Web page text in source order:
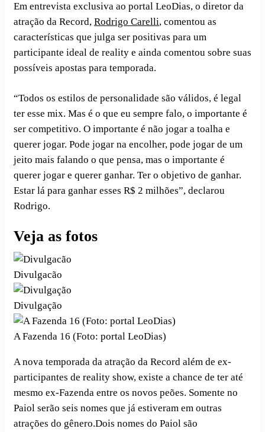
Em entrevista exclusiva ao portal LeoDias, o diretor da
atração da Record, Rodrigo Carelli, comentou as
características que julga ser positivas para um
participante ideal de reality e ainda comentou sobre suas
possíveis apostas para temporada.
“Todos os estilos de personalidade são válidos, é legal
ter esse mix. Mas é o que eu sempre falo, o importante é
ser competitivo. O importante é não jogar a toalha e
querer jogar. Pode jogar na encolher, pode jogar de um
jeito mais falando o que pensa, mas o importante é
querer jogar e querer ganhar. Ter o objetivo de ganhar.
Estar lá para ganhar esses R$ 2 milhões”, declarou
Rodrigo.
Veja as fotos
Divulgacão
Divulgação
A Fazenda 16 (Foto: portal LeoDias)
A nova temporada da atração da Record além de ex-
participantes de reality show, existe a chance de ter até
mesmo ex-Fazenda entre os novos peões. Somente no
Paiol serão seis nomes que já estiveram em outras
atrações do gênero.Dois nomes do Paiol são